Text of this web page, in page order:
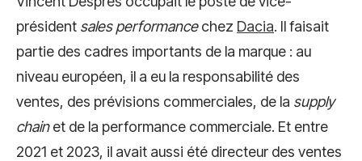
président sales performancechez Dacia. Il faisait
partie des cadres importants de la marque : au
niveau européen, il a eu la responsabilité des
ventes, des prévisions commerciales, de la supply
chainet de la performance commerciale. Et entre
2021 et 2023, il avait aussi été directeur des ventes